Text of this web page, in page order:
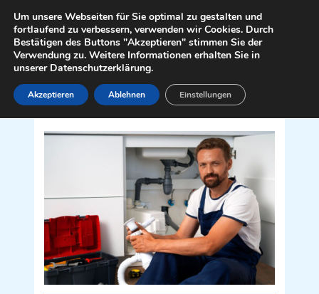
Inhalt
springen
Sanitär Installateur für Eckartsau
Um unsere Webseiten für Sie optimal zu gestalten und
fortlaufend zu verbessern, verwenden wir Cookies. Durch
Bestätigen des Buttons "Akzeptieren" stimmen Sie der
Verwendung zu. Weitere Informationen erhalten Sie in
unserer Datenschutzerklärung.
Akzeptieren Ablehnen Einstellungen